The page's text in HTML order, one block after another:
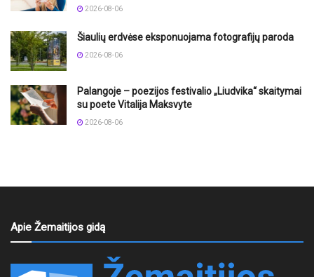
2026-08-06
Šiaulių erdvėse eksponuojama fotografijų paroda
2026-08-06
Palangoje – poezijos festivalio „Liudvika“ skaitymai
su poete Vitalija Maksvyte
2026-08-06
Apie Žemaitijos gidą